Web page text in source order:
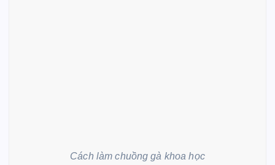
Cách làm chuồng gà khoa học